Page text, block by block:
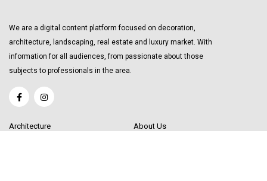
We are a digital content platform focused on decoration,
architecture, landscaping, real estate and luxury market. With
information for all audiences, from passionate about those
subjects to professionals in the area.
Architecture About Us